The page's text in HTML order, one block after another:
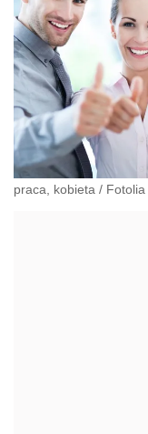
praca, kobieta / Fotolia